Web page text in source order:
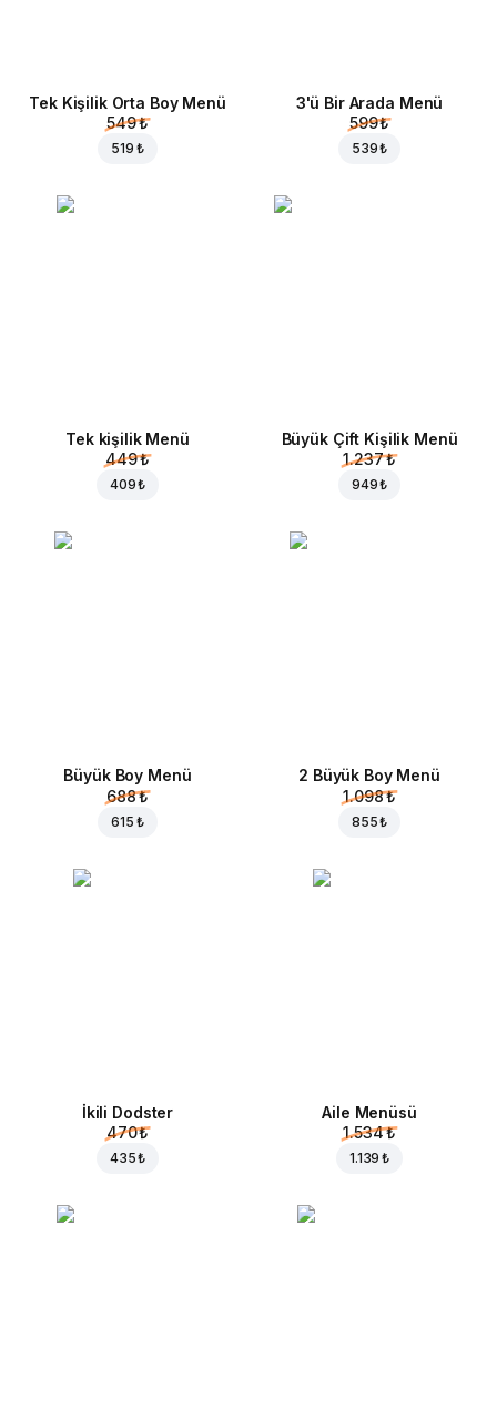
Tek Kişilik Orta Boy Menü
549 ₺
519 ₺
3'ü Bir Arada Menü
599 ₺
539 ₺
Tek kişilik Menü
449 ₺
409 ₺
Büyük Çift Kişilik Menü
1.237 ₺
949 ₺
Büyük Boy Menü
688 ₺
615 ₺
2 Büyük Boy Menü
1.098 ₺
855 ₺
İkili Dodster
470 ₺
435 ₺
Aile Menüsü
1.534 ₺
1.139 ₺